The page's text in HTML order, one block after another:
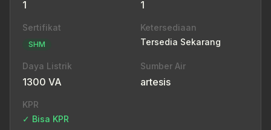
1 1
Sertifikat
SHM
Ketersediaan
Tersedia Sekarang
Daya Listrik
1300 VA
Sumber Air
artesis
KPR
✓ Bisa KPR